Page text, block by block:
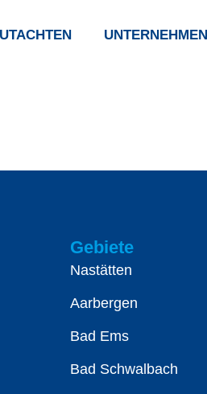
UNTERNEHMEN
Gebiete
Nastätten
Aarbergen
Bad Ems
Bad Schwalbach